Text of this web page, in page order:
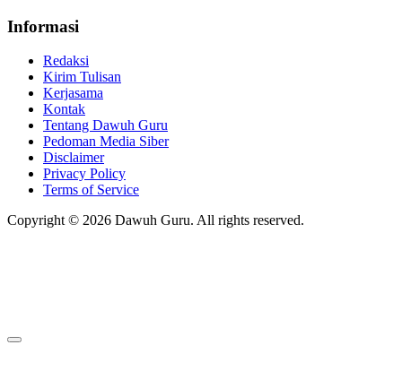
Informasi
Redaksi
Kirim Tulisan
Kerjasama
Kontak
Tentang Dawuh Guru
Pedoman Media Siber
Disclaimer
Privacy Policy
Terms of Service
Copyright © 2026 Dawuh Guru. All rights reserved.